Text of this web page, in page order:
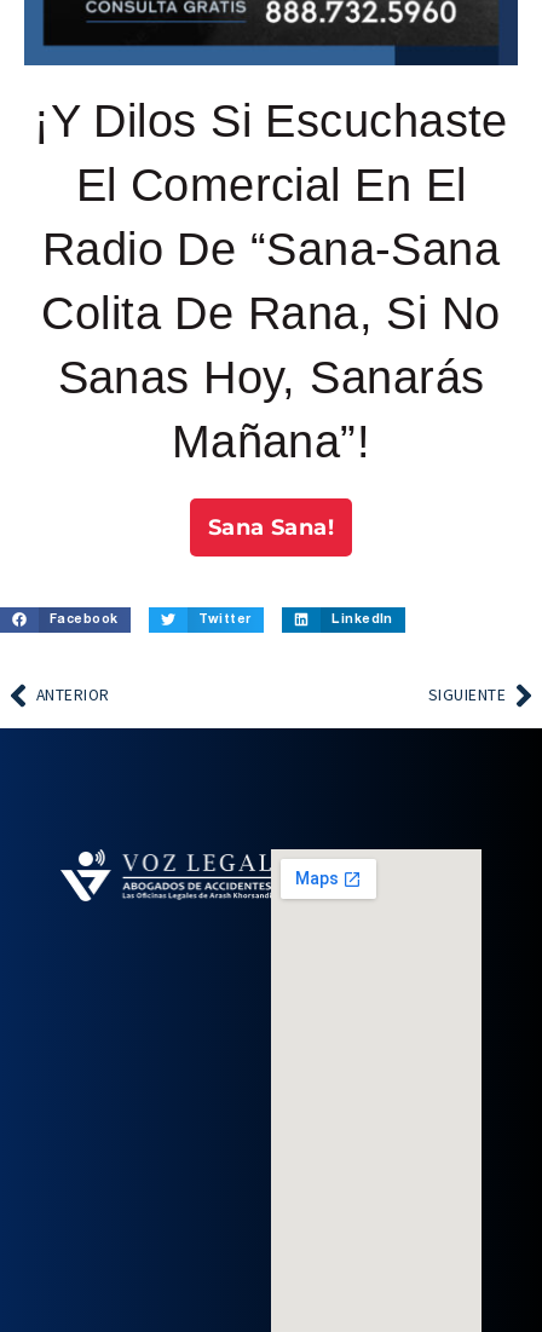
¡Y Dilos Si Escuchaste
El Comercial En El
Radio De “Sana-Sana
Colita De Rana, Si No
Sanas Hoy, Sanarás
Mañana”!
Sana Sana!
Facebook Twitter LinkedIn
ANTERIOR SIGUIENTE